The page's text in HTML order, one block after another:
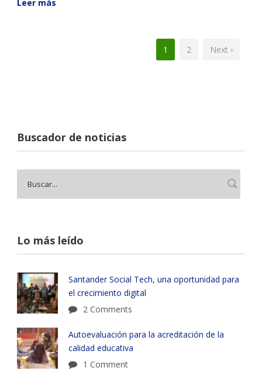
Leer más
1 2 Next ›
Buscador de noticias
Lo más leído
Santander Social Tech, una oportunidad para
el crecimiento digital
2 Comments
Autoevaluación para la acreditación de la
calidad educativa
1 Comment